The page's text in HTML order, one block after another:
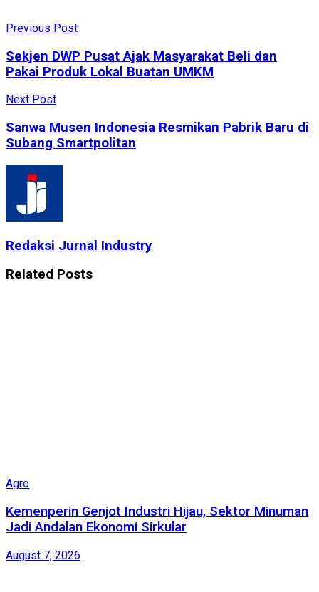
Previous Post
Sekjen DWP Pusat Ajak Masyarakat Beli dan
Pakai Produk Lokal Buatan UMKM
Next Post
Sanwa Musen Indonesia Resmikan Pabrik Baru di
Subang Smartpolitan
Redaksi Jurnal Industry
Related Posts
Agro
Kemenperin Genjot Industri Hijau, Sektor Minuman
Jadi Andalan Ekonomi Sirkular
August 7, 2026